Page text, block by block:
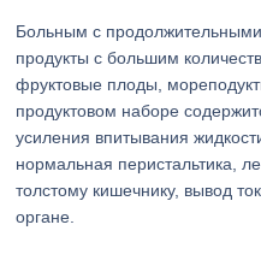
Больным с
продукты с большим
фруктовые плоды,
продуктовом наборе
усиления впитывания
нормальная перистальтика,
толстому кишечнику, вывод
органе.